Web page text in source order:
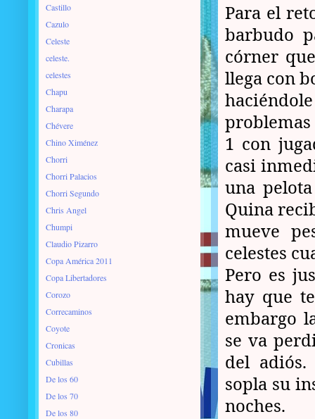
Para el
barbudo
córner
llega con
problemas
1 con
casi
una
Quina
mueve
celestes
Pero es
hay que
embargo
se va
del
sopla su
noches.
Castillo
Cazulo
Celeste
celeste.
celestes
Chapu
Charapa
Chévere
Chino Ximénez
Chorri
Chorri Palacios
Chorri Segundo
Chris Angel
Chumpi
Claudio Pizarro
Copa América 2011
Copa Libertadores
Corozo
Correcaminos
Coyote
Cronicas
Cubillas
De los 60
De los 70
De los 80